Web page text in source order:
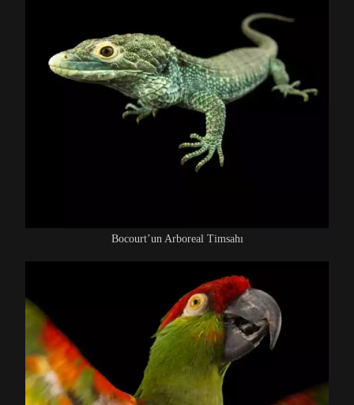
Bocourt’un Arboreal Timsahı